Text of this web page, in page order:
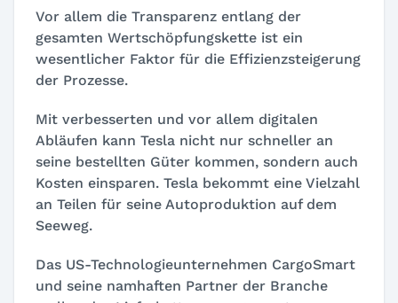
Vor allem die Transparenz entlang der
gesamten Wertschöpfungskette ist ein
wesentlicher Faktor für die Effizienzsteigerung
der Prozesse.
Mit verbesserten und vor allem digitalen
Abläufen kann Tesla nicht nur schneller an
seine bestellten Güter kommen, sondern auch
Kosten einsparen. Tesla bekommt eine Vielzahl
an Teilen für seine Autoproduktion auf dem
Seeweg.
Das US-Technologieunternehmen CargoSmart
und seine namhaften Partner der Branche